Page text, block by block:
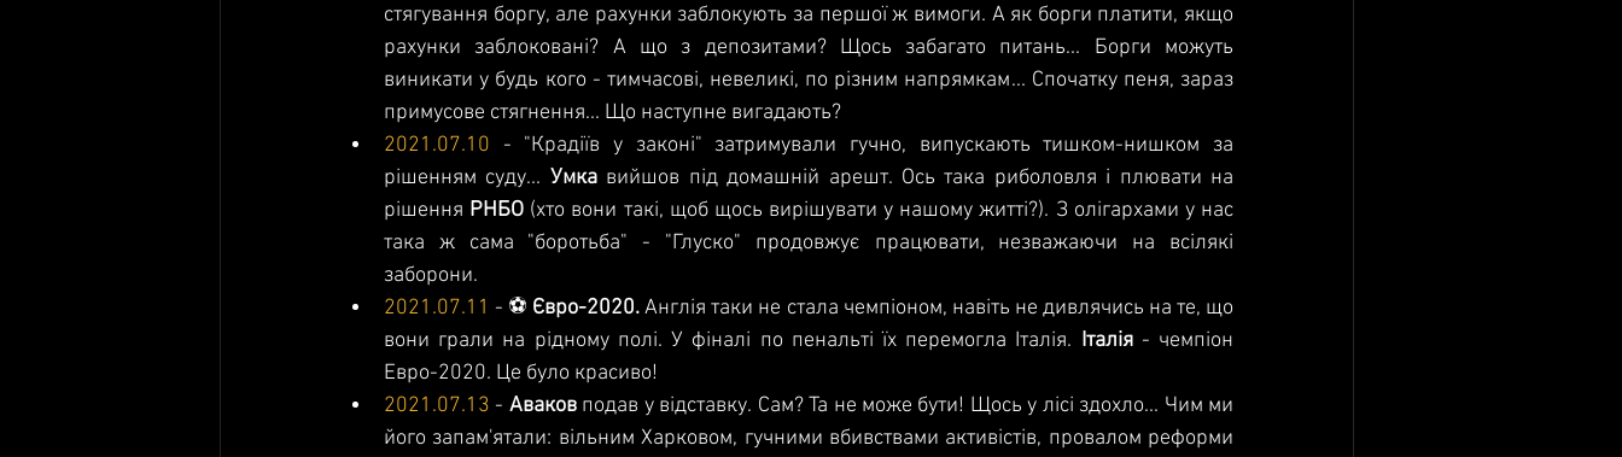
стягування боргу, але рахунки заблокують за першої ж вимоги. А як борги платити, якщо
рахунки заблоковані? А що з депозитами? Щось забагато питань... Борги можуть
виникати у будь кого - тимчасові, невеликі, по різним напрямкам... Спочатку пеня, зараз
примусове стягнення... Що наступне вигадають?
2021.07.10 - "Крадіїв у законі" затримували гучно, випускають тишком-нишком за
рішенням суду... Умка вийшов під домашній арешт. Ось така риболовля і плювати на
рішення РНБО (хто вони такі, щоб щось вирішувати у нашому житті?). З олігархами у нас
така ж сама "боротьба" - "Глуско" продовжує працювати, незважаючи на всілякі
заборони.
2021.07.11 - ⚽️ Євро-2020. Англія таки не стала чемпіоном, навіть не дивлячись на те, що
вони грали на рідному полі. У фіналі по пенальті їх перемогла Італія. Італія - чемпіон
Евро-2020. Це було красиво!
2021.07.13 - Аваков подав у відставку. Сам? Та не може бути! Щось у лісі здохло... Чим ми
його запам'ятали: вільним Харковом, гучними вбивствами активістів, провалом реформи